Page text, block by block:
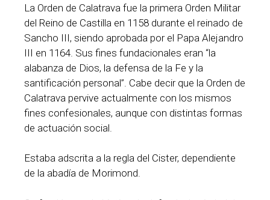
La Orden de Calatrava fue la primera Orden Militar
del Reino de Castilla en 1158 durante el reinado de
Sancho III, siendo aprobada por el Papa Alejandro
III en 1164. Sus fines fundacionales eran “la
alabanza de Dios, la defensa de la Fe y la
santificación personal”. Cabe decir que la Orden de
Calatrava pervive actualmente con los mismos
fines confesionales, aunque con distintas formas
de actuación social.
Estaba adscrita a la regla del Cister, dependiente
de la abadía de Morimond.